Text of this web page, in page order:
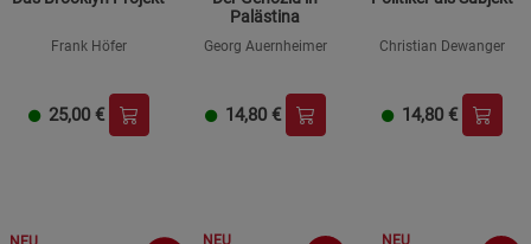
Frank Höfer
25,00 €
Palästina
Georg Auernheimer
14,80 €
Christian Dewanger
14,80 €
NEU NEU